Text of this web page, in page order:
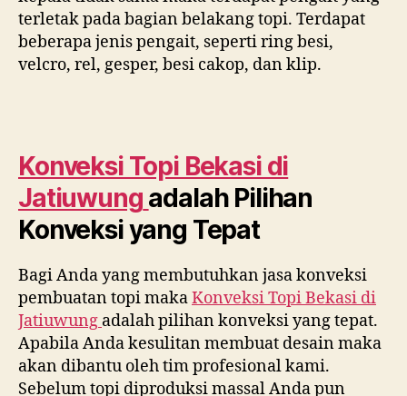
terletak pada bagian belakang topi. Terdapat
beberapa jenis pengait, seperti ring besi,
velcro, rel, gesper, besi cakop, dan klip.
Konveksi Topi Bekasi di
Jatiuwung adalah Pilihan
Konveksi yang Tepat
Bagi Anda yang membutuhkan jasa konveksi
pembuatan topi makaKonveksi Topi Bekasi di
Jatiuwung adalah pilihan konveksi yang tepat.
Apabila Anda kesulitan membuat desain maka
akan dibantu oleh tim profesional kami.
Sebelum topi diproduksi massal Anda pun